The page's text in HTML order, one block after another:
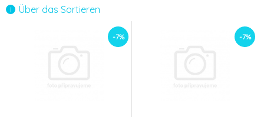
Poduška pro hlodavce STRIPE 43x23cm
Über das Sortieren
-7% -7%